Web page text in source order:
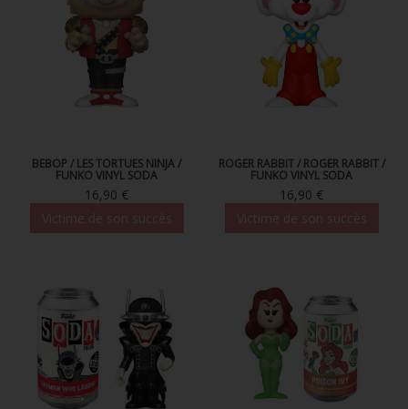
BEBOP / LES TORTUES NINJA /
FUNKO VINYL SODA
16,90 €
ROGER RABBIT / ROGER RABBIT /
FUNKO VINYL SODA
16,90 €